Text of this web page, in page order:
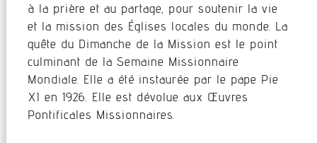
à la prière et au partage, pour soutenir la vie
et la mission des Églises locales du monde. La
quête du Dimanche de la Mission est le point
culminant de la Semaine Missionnaire
Mondiale. Elle a été instaurée par le pape Pie
XI en 1926. Elle est dévolue aux Œuvres
Pontificales Missionnaires.